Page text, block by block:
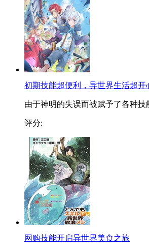
初期技能超便利，异世界生活超开
由于神明的失误而被赋予了各种技
评分:
网购技能开启异世界美食之旅